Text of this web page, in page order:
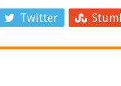
Twitter